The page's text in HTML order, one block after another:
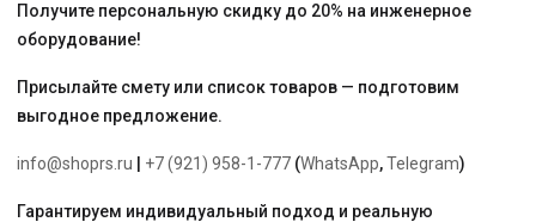
Получите персональную скидку до 20% на инженерное
оборудование!
Присылайте смету или список товаров — подготовим
выгодное предложение.
info@shoprs.ru +7 (921) 958-1-777 (WhatsApp,Telegram)
Гарантируем индивидуальный подход и реальную